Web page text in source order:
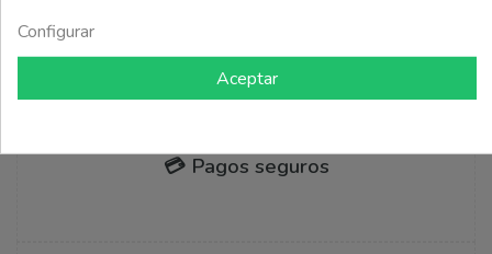
💳 Pagos seguros
Configurar
Aceptar